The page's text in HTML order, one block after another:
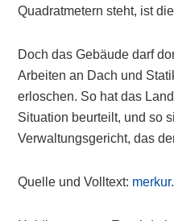
Quadratmetern steht, ist
Doch das Gebäude darf
Arbeiten an Dach und
erloschen. So hat das
Situation beurteilt, und so
Verwaltungsgericht, das
Quelle und Volltext: